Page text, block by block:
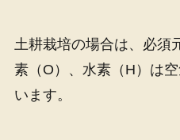
土耕栽培の場合は、必須
素（O）、水素（H）は
います。